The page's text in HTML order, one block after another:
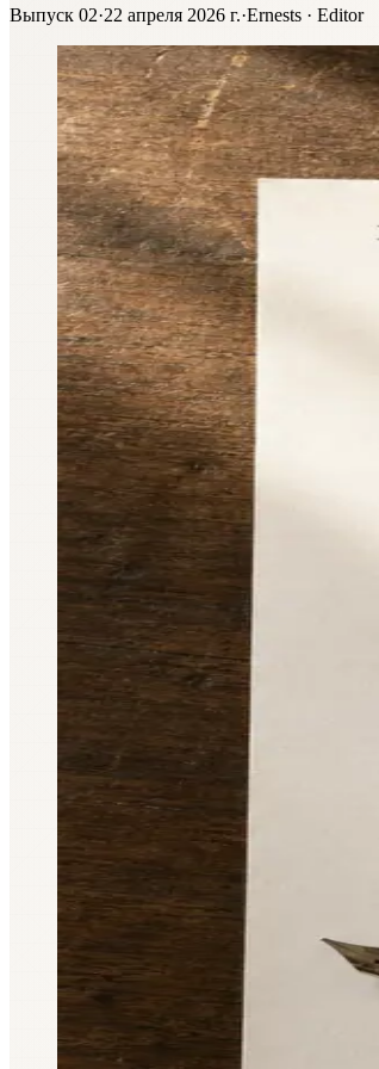
Выпуск 02·22 апреля 2026 г.·Ernests · Editor